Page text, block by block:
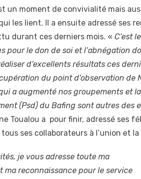
un moment de convivialité mais
les lient. Il a ensuite adressé ses
durant ces derniers mois. « C’est
pour le don de soi et l’abnégation
d’excellents résultats ces
du point d’observation de
a augmenté nos groupements et
(Psd) du Bafing sont autres des
Toualou a pour finir, adressé ses
ses collaborateurs à l’union et
je vous adresse toute ma
ma reconnaissance pour le service